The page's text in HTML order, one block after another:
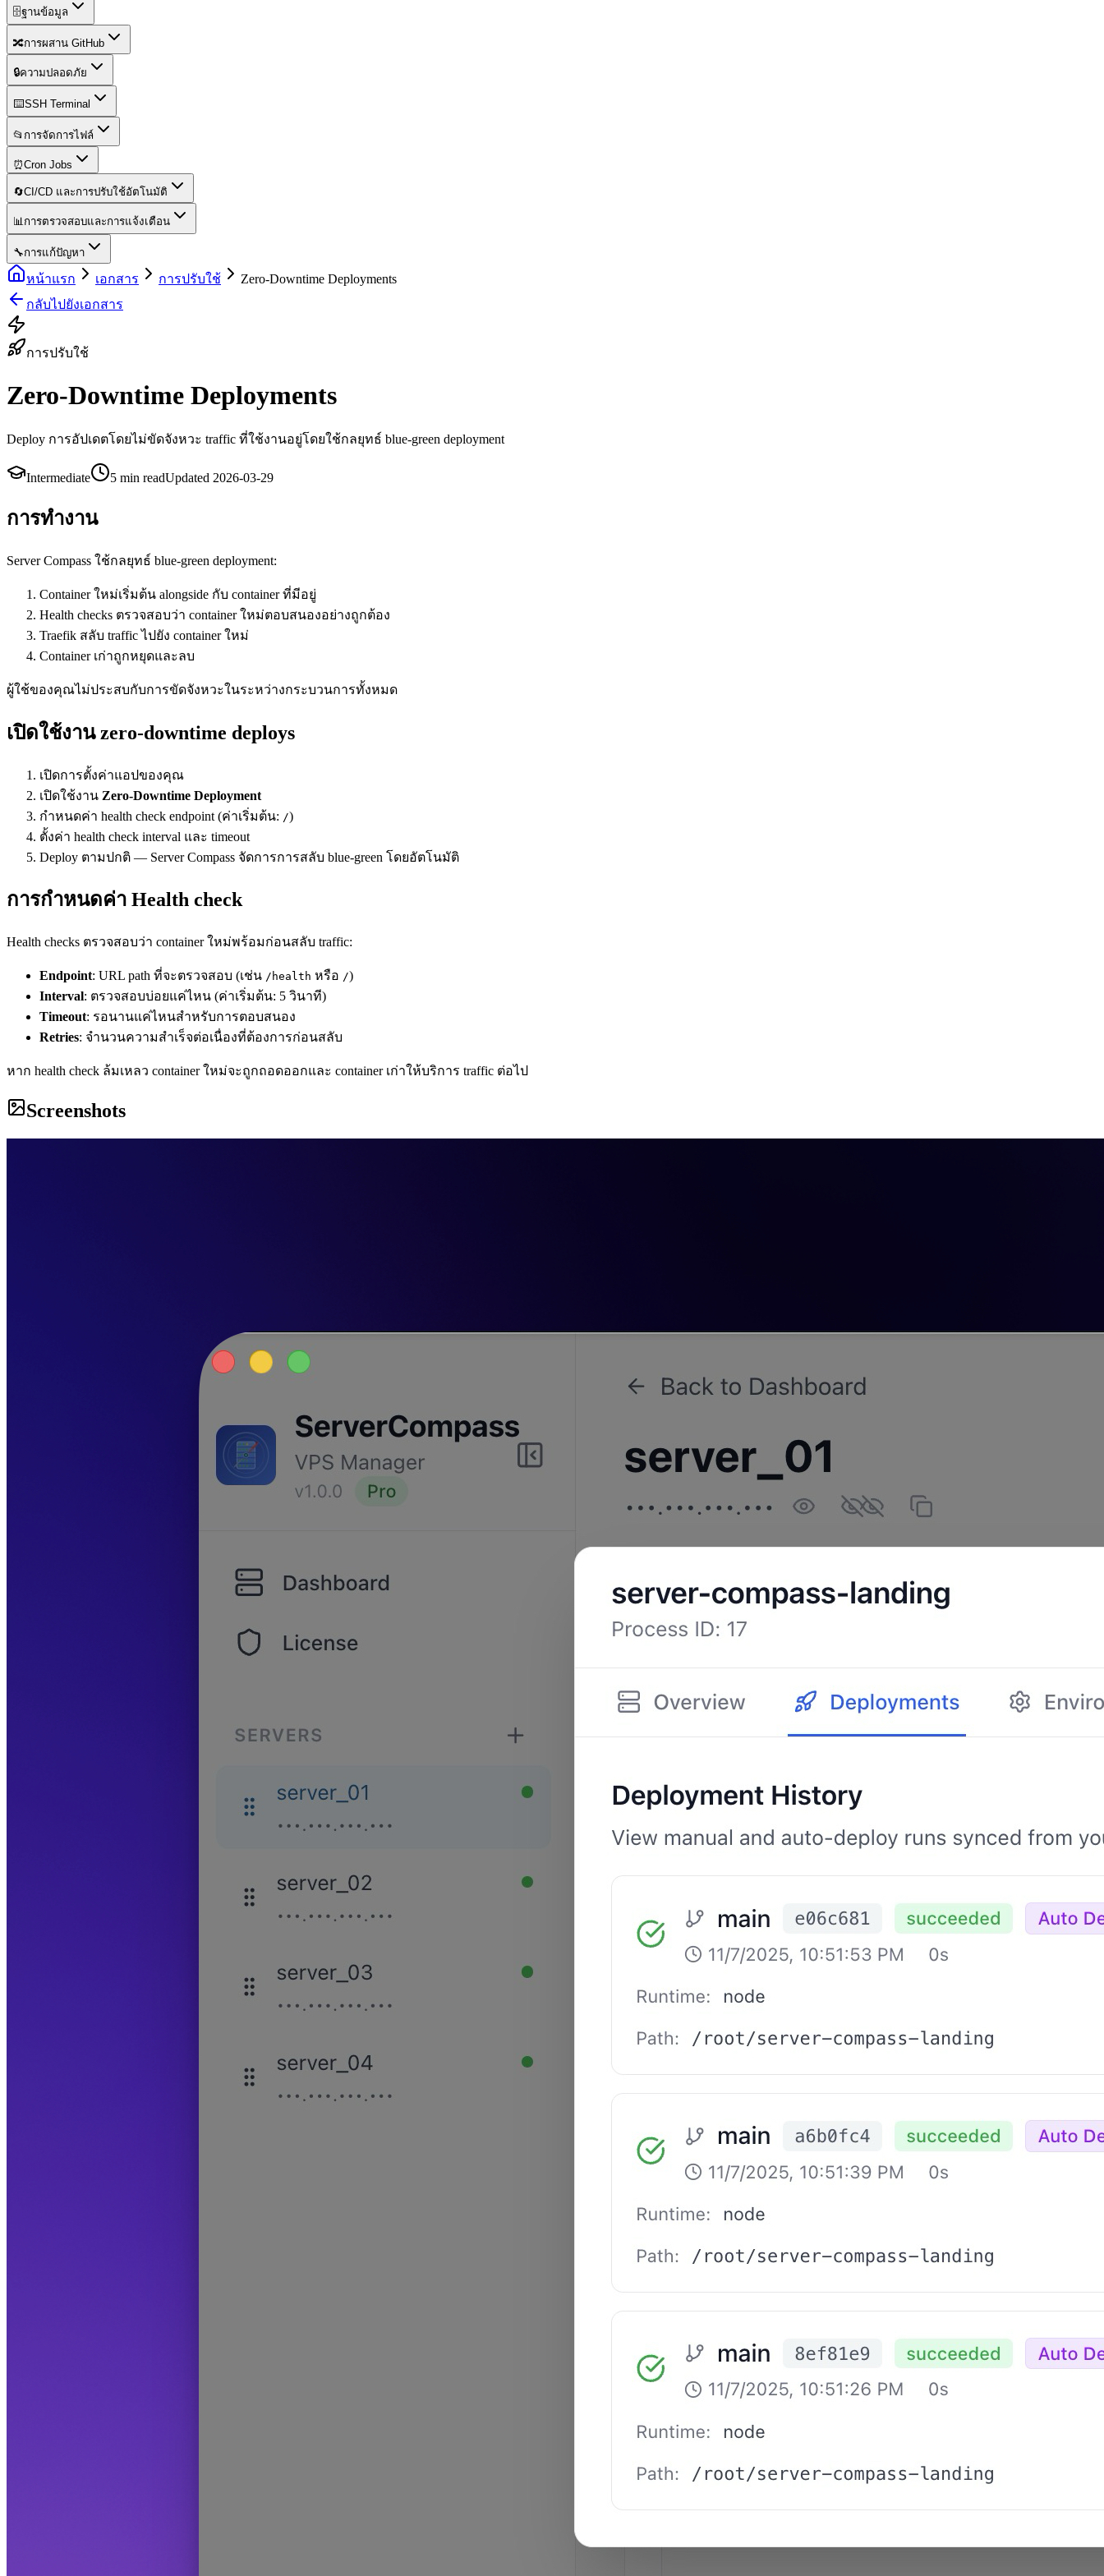
🗄️ฐานข้อมูล
🔀การผสาน GitHub
🔒ความปลอดภัย
⌨️SSH Terminal
📂 การจัดการไฟล์
⏰Cron Jobs
🔄CI/CD และการปรับใช้อัตโนมัติ
📊การตรวจสอบและการแจ้งเตือน
🔧การแก้ปัญหา
หน้าแรก เอกสาร การปรับใช้
Zero-Downtime Deployments
กลับไปยังเอกสาร
การปรับใช้
Zero-Downtime Deployments
Deploy การอัปเดตโดยไม่ขัดจังหวะ traffic ที่ใช้งานอยู่โดยใช้กลยุทธ์ blue-green deployment
Intermediate 5 min readUpdated 2026-03-29
การทำงาน
Server Compass ใช้กลยุทธ์ blue-green deployment:
Container ใหม่เริ่มต้น alongside กับ container ที่มีอยู่
Health checks ตรวจสอบว่า container ใหม่ตอบสนองอย่างถูกต้อง
Traefik สลับ traffic ไปยัง container ใหม่
Container เก่าถูกหยุดและลบ
ผู้ใช้ของคุณไม่ประสบกับการขัดจังหวะในระหว่างกระบวนการทั้งหมด
เปิดใช้งาน zero-downtime deploys
เปิดการตั้งค่าแอปของคุณ
เปิดใช้งาน Zero-Downtime Deployment
กำหนดค่า health check endpoint (ค่าเริ่มต้น: /)
ตั้งค่า health check interval และ timeout
Deploy ตามปกติ — Server Compass จัดการการสลับ blue-green โดยอัตโนมัติ
การกำหนดค่า Health check
Health checks ตรวจสอบว่า container ใหม่พร้อมก่อนสลับ traffic:
Endpoint: URL path ที่จะตรวจสอบ (เช่น /health หรือ /)
Interval: ตรวจสอบบ่อยแค่ไหน (ค่าเริ่มต้น: 5 วินาที)
Timeout: รอนานแค่ไหนสำหรับการตอบสนอง
Retries: จำนวนความสำเร็จต่อเนื่องที่ต้องการก่อนสลับ
หาก health check ล้มเหลว container ใหม่จะถูกถอดออกและ container เก่าให้บริการ traffic ต่อไป
Screenshots